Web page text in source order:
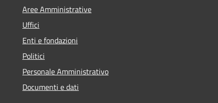
Aree Amministrative
Uffici
Enti e fondazioni
Politici
Personale Amministrativo
Documenti e dati